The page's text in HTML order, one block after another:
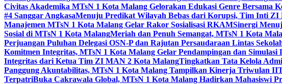
Civitas Akademika MTsN 1 Kota Malang Gelorakan Edukasi Genre Bersama
#4 Sanggar AngkasaMenuju Predikat Wilayah Bebas dari Korupsi, Tim Inti ZI
Manajemen MTsN 1 Kota Malang Gelar Rakor Sosialisasi RKAMSinergi
Sosial di MTsN 1 Kota MalangMeriah dan Penuh Semangat, MTsN 1 Kota
Perjuangan Puluhan Delegasi OSN-P dan Rajutan Persaudaraan Lintas
Komitmen Integritas, MTsN 1 Kota Malang Gelar Pendampingan dan
Integritas dari Ketua Tim ZI MAN 2 Kota MalangTingkatkan Tata Kelola
Panggung Akuntabilitas, MTsN 1 Kota Malang Tampilkan Kinerja Triwulan II
TerpatriBuka Cakrawala Global, MTsN 1 Kota Malang Hadirkan Mahasiswi